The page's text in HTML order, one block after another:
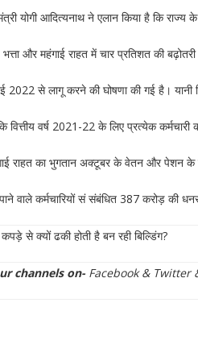
योगी आदित्यनाथ ने एलान किया है कि राज्य
और महंगाई राहत में चार प्रतिशत की
2022 से लागू करने की घोषणा की गई है। यानी
वित्तीय वर्ष 2021-22 के लिए प्रत्येक कर्मचारी
राहत का भुगतान अक्टूबर के वेतन और पेशन
वाले कर्मचारियों सं संबंधित 387 करोड़ की
से क्यों ढकी होती है बन रही बिल्डिंग?
channels on- Facebook& Twitter